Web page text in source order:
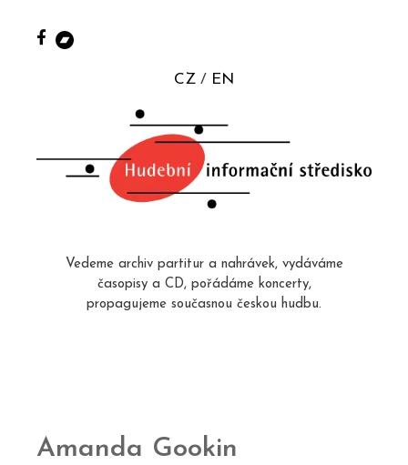
CZ EN
Vedeme archiv partitur a nahrávek, vydáváme
časopisy a CD, pořádáme koncerty,
propagujeme současnou českou hudbu.
Amanda Gookin